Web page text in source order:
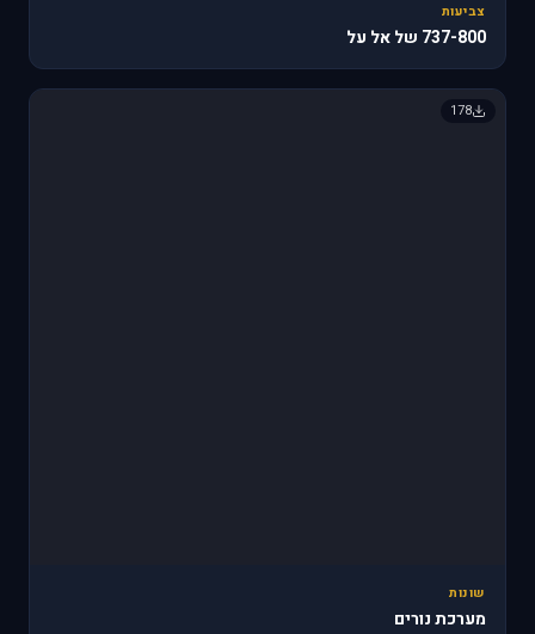
צביעות
737-800 של אל על
178
שונות
מערכת נורים